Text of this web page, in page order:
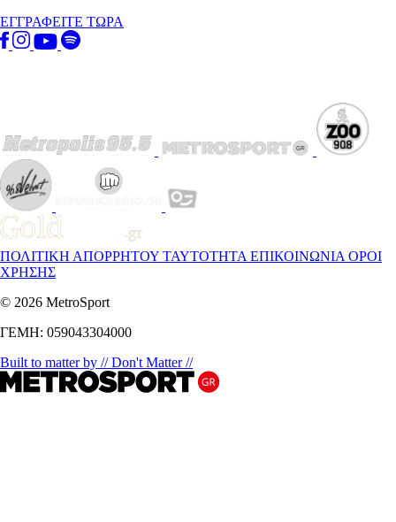
ΕΓΓΡΑΦΕΙΤΕ ΤΩΡΑ
ΠΟΛΙΤΙΚΗ ΑΠΟΡΡΗΤΟΥ ΤΑΥΤΟΤΗΤΑ ΕΠΙΚΟΙΝΩΝΙΑ ΟΡΟΙ
ΧΡΗΣΗΣ
© 2026 MetroSport
ΓΕΜΗ: 059043304000
Built to matter by // Don't Matter //